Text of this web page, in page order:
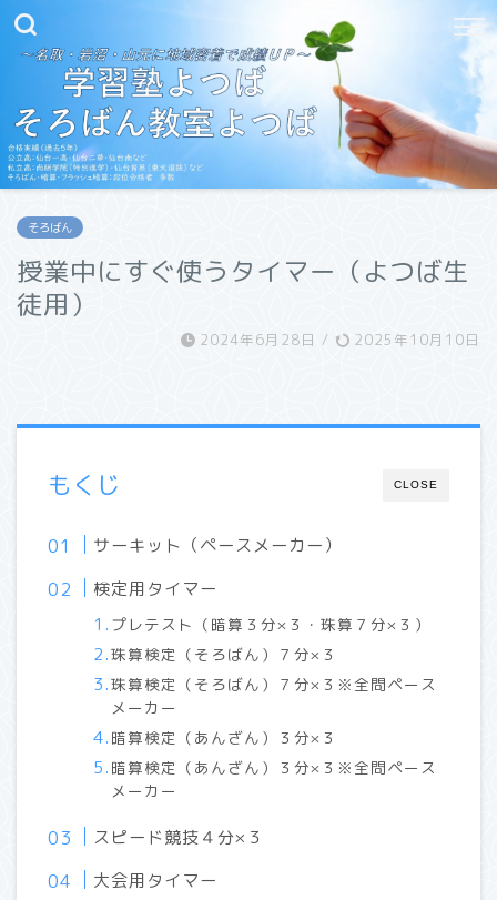
そろばん
授業中にすぐ使うタイマー（よつば生
徒用）
2024年6月28日 / 2025年10月10日
CLOSE
もくじ
サーキット（ペースメーカー）
検定用タイマー
プレテスト（暗算３分×３・珠算７分×３）
珠算検定（そろばん）７分×３
珠算検定（そろばん）７分×３※全問ペース
メーカー
暗算検定（あんざん）３分×３
暗算検定（あんざん）３分×３※全問ペース
メーカー
スピード競技４分×３
大会用タイマー